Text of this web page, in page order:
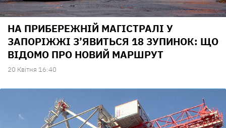
НА ПРИБЕРЕЖНІЙ МАГІСТРАЛІ У
ЗАПОРІЖЖІ З’ЯВИТЬСЯ 18 ЗУПИНОК: ЩО
ВІДОМО ПРО НОВИЙ МАРШРУТ
20 Квiтня 16:40